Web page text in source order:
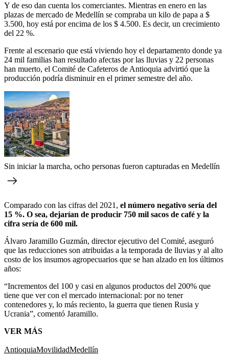
Y de eso dan cuenta los comerciantes. Mientras en enero en las
plazas de mercado de Medellín se compraba un kilo de papa a $
3.500, hoy está por encima de los $ 4.500. Es decir, un crecimiento
del 22 %.
Frente al escenario que está viviendo hoy el departamento donde ya
24 mil familias han resultado afectas por las lluvias y 22 personas
han muerto, el Comité de Cafeteros de Antioquia advirtió que la
producción podría disminuir en el primer semestre del año.
Sin iniciar la marcha, ocho personas fueron capturadas en Medellín
Comparado con las cifras del 2021, el número negativo sería del
15 %. O sea, dejarían de producir 750 mil sacos de café y la
cifra sería de 600 mil.
Álvaro Jaramillo Guzmán, director ejecutivo del Comité, aseguró
que las reducciones son atribuidas a la temporada de lluvias y al alto
costo de los insumos agropecuarios que se han alzado en los últimos
años:
“Incrementos del 100 y casi en algunos productos del 200% que
tiene que ver con el mercado internacional: por no tener
contenedores y, lo más reciento, la guerra que tienen Rusia y
Ucrania”, comentó Jaramillo.
VER MÁS
AntioquiaMovilidadMedellín